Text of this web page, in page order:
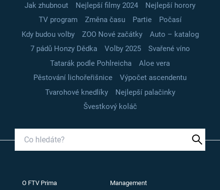
Jak zhubnout Nejlepší filmy 2024
Nejlepší horory
TV program
Změna času Partie
Počasí
Kdy budou volby
ZOO Nové začátky
Auto – katalog
7 pádů Honzy Dědka
Volby 2025
Svařené víno
Tatarák podle Pohlreicha
Aloe vera
Pěstování lichořeřišnice
Výpočet ascendentu
Tvarohové knedlíky
Nejlepší palačinky
Švestkový koláč
O FTV Prima Management